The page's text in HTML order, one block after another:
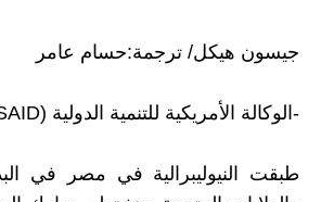
جيسون هيكل/ ترجمة:حسام عامر
-الوكالة الأمريكية للتنمية الدولية (USAID) والسياسة الاقتصادية في مصر:
طبقت النيوليبرالية في مصر في